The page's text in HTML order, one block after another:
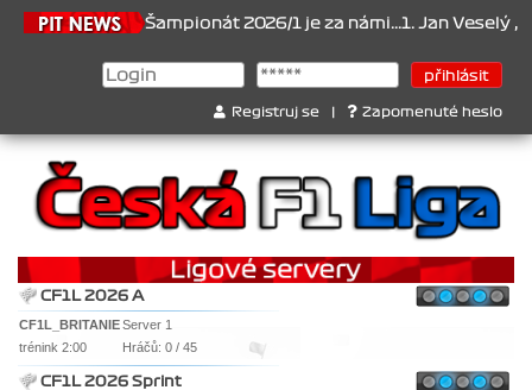
Šampionát 2026/1 je za námi...1. Jan Veselý , 2. Jan
Registruj se Zapomenuté heslo
CF1L 2026 A
CF1L_BRITANIEServer 1
trénink 2:00
Hráčů: 0 / 45
CF1L 2026 Sprint